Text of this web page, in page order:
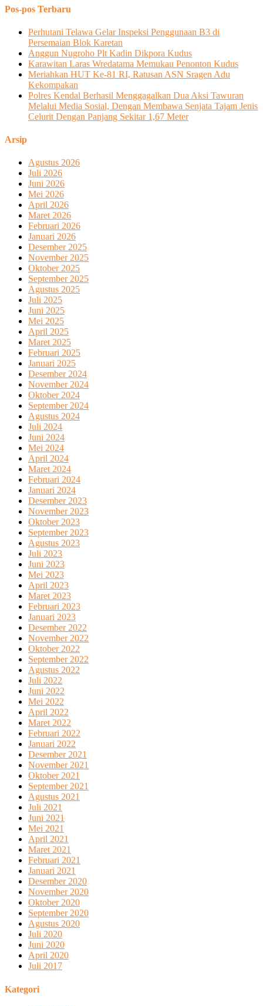
Pos-pos Terbaru
Perhutani Telawa Gelar Inspeksi Penggunaan B3 di
Persemaian Blok Karetan
Anggun Nugroho Plt Kadin Dikpora Kudus
Karawitan Laras Wredatama Memukau Penonton Kudus
Meriahkan HUT Ke-81 RI, Ratusan ASN Sragen Adu
Kekompakan
Polres Kendal Berhasil Menggagalkan Dua Aksi Tawuran
Melalui Media Sosial, Dengan Membawa Senjata Tajam Jenis
Celurit Dengan Panjang Sekitar 1,67 Meter
Arsip
Agustus 2026
Juli 2026
Juni 2026
Mei 2026
April 2026
Maret 2026
Februari 2026
Januari 2026
Desember 2025
November 2025
Oktober 2025
September 2025
Agustus 2025
Juli 2025
Juni 2025
Mei 2025
April 2025
Maret 2025
Februari 2025
Januari 2025
Desember 2024
November 2024
Oktober 2024
September 2024
Agustus 2024
Juli 2024
Juni 2024
Mei 2024
April 2024
Maret 2024
Februari 2024
Januari 2024
Desember 2023
November 2023
Oktober 2023
September 2023
Agustus 2023
Juli 2023
Juni 2023
Mei 2023
April 2023
Maret 2023
Februari 2023
Januari 2023
Desember 2022
November 2022
Oktober 2022
September 2022
Agustus 2022
Juli 2022
Juni 2022
Mei 2022
April 2022
Maret 2022
Februari 2022
Januari 2022
Desember 2021
November 2021
Oktober 2021
September 2021
Agustus 2021
Juli 2021
Juni 2021
Mei 2021
April 2021
Maret 2021
Februari 2021
Januari 2021
Desember 2020
November 2020
Oktober 2020
September 2020
Agustus 2020
Juli 2020
Juni 2020
April 2020
Juli 2017
Kategori